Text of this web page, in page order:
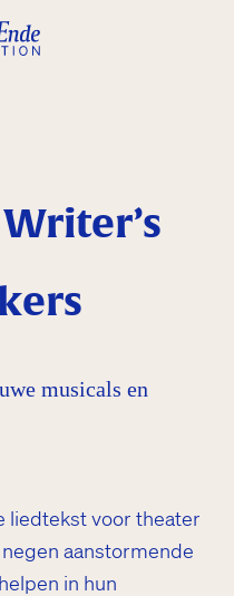
gaan
musicals en
liedtekst voor theater
aanstormende
in hun